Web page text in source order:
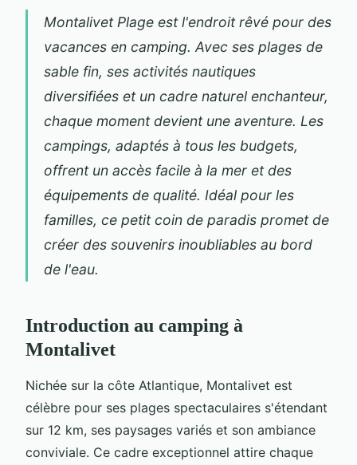
Montalivet Plage est l'endroit rêvé pour des
vacances en camping. Avec ses plages de
sable fin, ses activités nautiques
diversifiées et un cadre naturel enchanteur,
chaque moment devient une aventure. Les
campings, adaptés à tous les budgets,
offrent un accès facile à la mer et des
équipements de qualité. Idéal pour les
familles, ce petit coin de paradis promet de
créer des souvenirs inoubliables au bord
de l'eau.
Introduction au camping à
Montalivet
Nichée sur la côte Atlantique, Montalivet est
célèbre pour ses plages spectaculaires s'étendant
sur 12 km, ses paysages variés et son ambiance
conviviale. Ce cadre exceptionnel attire chaque